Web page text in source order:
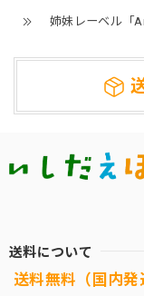
姉妹レーベル「
送料について
送料無料（国内発